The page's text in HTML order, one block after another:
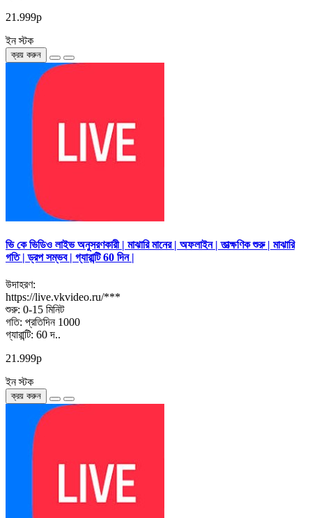
21.999р
ইন স্টক
ক্রয় করুন
ভি কে ভিডিও লাইভ অনুসরণকারী | মাঝারি মানের | অফলাইন | তাত্ক্ষণিক শুরু | মাঝারি
গতি | ড্রপ সম্ভব | গ্যারান্টি 60 দিন |
উদাহরণ:
https://live.vkvideo.ru/***
শুরু: 0-15 মিনিট
গতি: প্রতিদিন 1000
গ্যারান্টি: 60 দ..
21.999р
ইন স্টক
ক্রয় করুন